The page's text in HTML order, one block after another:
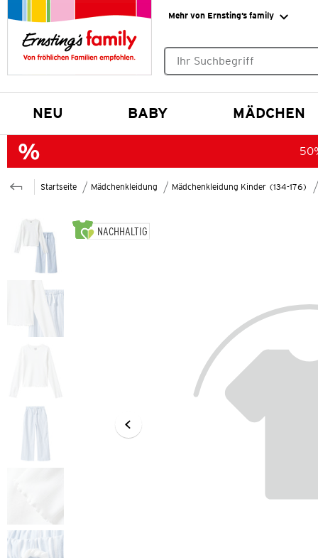
Mehr von Ernsting’s family
NEU BABY MÄDCHEN
Startseite Mädchenkleidung Mädchenkleidung Kinder (134-176)
NACHHALTIG